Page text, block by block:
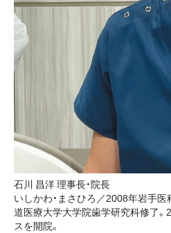
石川 昌洋 理事長・院長
いしかわ・まさひろ／2008年岩手
道医療大学大学院歯学研究科修了
スを開院。